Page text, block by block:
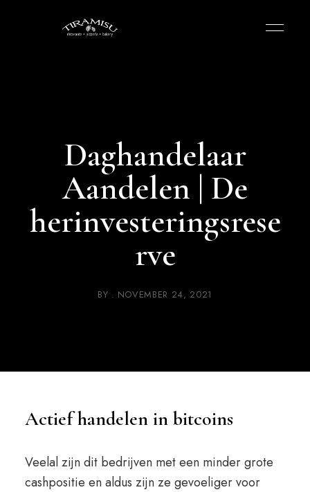
Daghandelaar
Aandelen | De
herinvesteringsrese
rve
BY NOVEMBER 24, 2021
Actief handelen in bitcoins
Veelal zijn dit bedrijven met een minder grote
cashpositie en aldus zijn ze gevoeliger voor